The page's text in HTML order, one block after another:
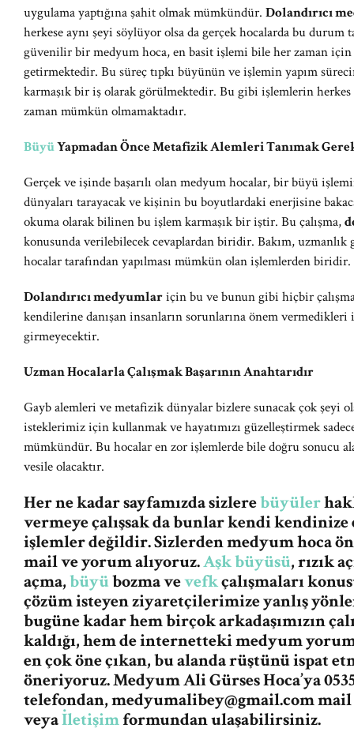
uygulama yaptığına şahit olmak mümkündür. Dolandırıcı
herkese aynı şeyi söylüyor olsa da gerçek hocalarda bu durum
güvenilir bir medyum hoca, en basit işlemi bile her zaman
getirmektedir. Bu süreç tıpkı büyünün ve işlemin yapım
karmaşık bir iş olarak görülmektedir. Bu gibi işlemlerin herkes
zaman mümkün olmamaktadır.
BüyüYapmadan Önce Metafizik Alemleri Tanımak
Gerçek ve işinde başarılı olan medyum hocalar, bir büyü
dünyaları tarayacak ve kişinin bu boyutlardaki enerjisine
okuma olarak bilinen bu işlem karmaşık bir iştir. Bu çalışma,
konusunda verilebilecek cevaplardan biridir. Bakım, uzmanlık
hocalar tarafından yapılması mümkün olan işlemlerden biridir.
Dolandırıcı medyumlariçin bu ve bunun gibi hiçbir
kendilerine danışan insanların sorunlarına önem
girmeyecektir.
Uzman Hocalarla Çalışmak Başarının Anahtarıdır
Gayb alemleri ve metafizik dünyalar bizlere sunacak çok şeyi
isteklerimiz için kullanmak ve hayatımızı güzelleştirmek
mümkündür. Bu hocalar en zor işlemlerde bile doğru sonucu
vesile olacaktır.
Her ne kadar sayfamızda sizlerebüyüler
vermeye çalışsak da bunlar kendi
işlemler değildir. Sizlerden medyum hoca
mail ve yorum alıyoruz.Aşk büyüsü, rızık
açma,büyübozma vevefkçalışmaları
çözüm isteyen ziyaretçilerimize yanlış
bugüne kadar hem birçok arkadaşımızın
kaldığı, hem de internetteki medyum
en çok öne çıkan, bu alanda rüştünü ispat
öneriyoruz. Medyum Ali Gürses Hoca’ya
telefondan,medyumalibey@gmail.commail
veyaİletişimformundan ulaşabilirsiniz.